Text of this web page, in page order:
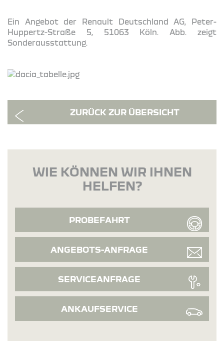
Ein Angebot der Renault Deutschland AG, Peter-
Huppertz-Straße 5, 51063 Köln. Abb. zeigt
Sonderausstattung.
ZURÜCK ZUR ÜBERSICHT
WIE KÖNNEN WIR IHNEN
HELFEN?
PROBEFAHRT
ANGEBOTS-ANFRAGE
SERVICEANFRAGE
ANKAUFSERVICE